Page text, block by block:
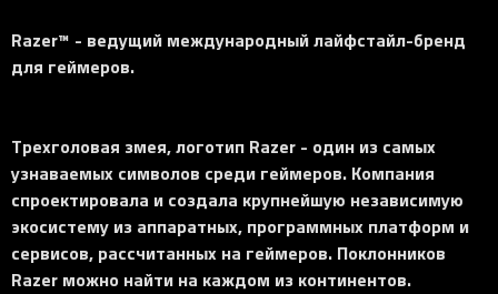
Razer™ - ведущий международный лайфстайл-бренд
для геймеров.
Трехголовая змея, логотип Razer - один из самых
узнаваемых символов среди геймеров. Компания
спроектировала и создала крупнейшую независимую
экосистему из аппаратных, программных платформ и
сервисов, рассчитанных на геймеров. Поклонников
Razer можно найти на каждом из континентов.